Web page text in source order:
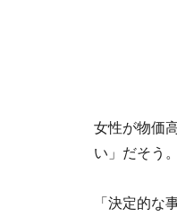
女性が物価
い」だそう。
「決定的な